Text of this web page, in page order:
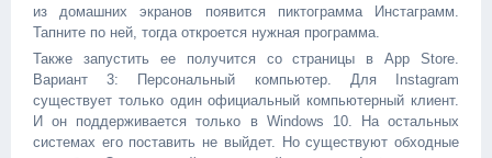
из домашних экранов появится пиктограмма Инстаграмм.
Тапните по ней, тогда откроется нужная программа.
Также запустить ее получится со страницы в App Store.
Вариант 3: Персональный компьютер. Для Instagram
существует только один официальный компьютерный клиент.
И он поддерживается только в Windows 10. На остальных
системах его поставить не выйдет. Но существуют обходные